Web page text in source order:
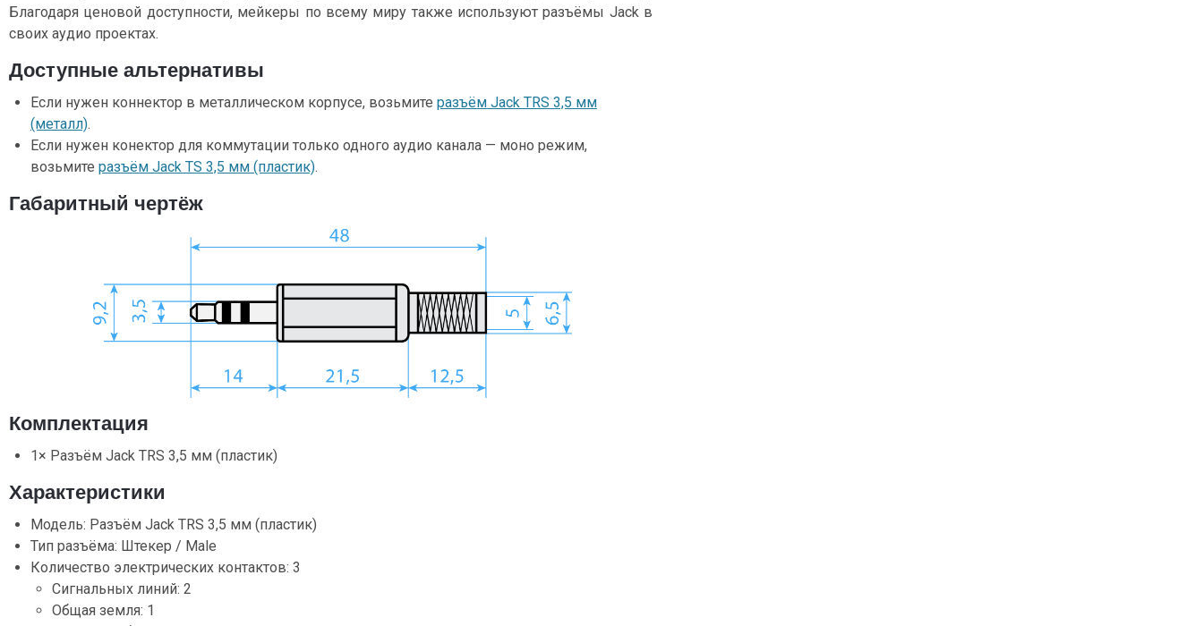
Благодаря ценовой доступности, мейкеры по всему миру также используют разъёмы Jack в
своих аудио проектах.
Доступные альтернативы
Если нужен коннектор в металлическом корпусе, возьмите разъём Jack TRS 3,5 мм
(металл).
Если нужен конектор для коммутации только одного аудио канала — моно режим,
возьмите разъём Jack TS 3,5 мм (пластик).
Габаритный чертёж
Комплектация
1× Разъём Jack TRS 3,5 мм (пластик)
Характеристики
Модель: Разъём Jack TRS 3,5 мм (пластик)
Тип разъёма: Штекер / Male
Количество электрических контактов: 3
Сигнальных линий: 2
Общая земля: 1